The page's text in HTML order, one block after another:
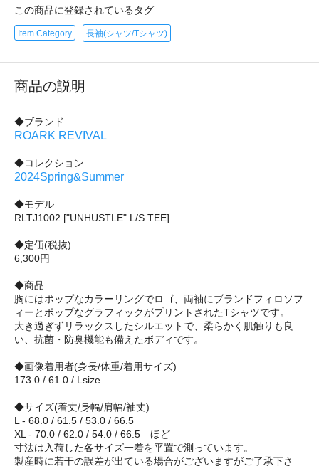
この商品に登録されているタグ
Item Category 長袖(シャツ/Tシャツ)
商品の説明
◆ブランド
ROARK REVIVAL
◆コレクション
2024Spring&Summer
◆モデル
RLTJ1002 ["UNHUSTLE" L/S TEE]
◆定価(税抜)
6,300円
◆商品
胸にはポップなカラーリングでロゴ、両袖にブランドフィロソフ
ィーとポップなグラフィックがプリントされたTシャツです。
大き過ぎずリラックスしたシルエットで、柔らかく肌触りも良
い、抗菌・防臭機能も備えたボディです。
◆画像着用者(身長/体重/着用サイズ)
173.0 / 61.0 / Lsize
◆サイズ(着丈/身幅/肩幅/袖丈)
L - 68.0 / 61.5 / 53.0 / 66.5
XL - 70.0 / 62.0 / 54.0 / 66.5 ほど
寸法は入荷した各サイズ一着を平置で測っています。
製産時に若干の誤差が出ている場合がございますがご了承下さ